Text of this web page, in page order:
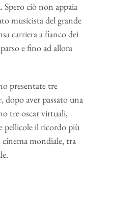
Spero ciò non appaia
musicista del grande
carriera a fianco dei
e fino ad allora
presentate tre
dopo aver passato una
tre oscar virtuali,
pellicole il ricordo più
mondiale, tra